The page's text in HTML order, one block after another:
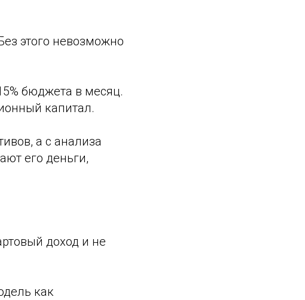
этого невозможно
бюджета в месяц.
капитал.
а с анализа
его деньги,
доход и не
как